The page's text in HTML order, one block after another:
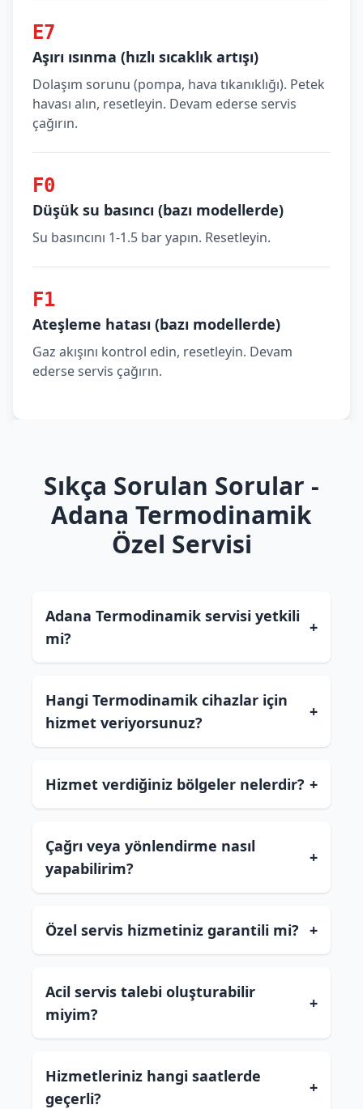
E7
Aşırı ısınma (hızlı sıcaklık artışı)
Dolaşım sorunu (pompa, hava tıkanıklığı). Petek
havası alın, resetleyin. Devam ederse servis
çağırın.
F0
Düşük su basıncı (bazı modellerde)
Su basıncını 1-1.5 bar yapın. Resetleyin.
F1
Ateşleme hatası (bazı modellerde)
Gaz akışını kontrol edin, resetleyin. Devam
ederse servis çağırın.
Sıkça Sorulan Sorular -
Adana Termodinamik
Özel Servisi
Adana Termodinamik servisi yetkili
mi?
+
Hangi Termodinamik cihazlar için
hizmet veriyorsunuz?
+
Hizmet verdiğiniz bölgeler nelerdir? +
Çağrı veya yönlendirme nasıl
yapabilirim?
+
Özel servis hizmetiniz garantili mi? +
Acil servis talebi oluşturabilir
miyim?
+
Hizmetleriniz hangi saatlerde
geçerli?
+